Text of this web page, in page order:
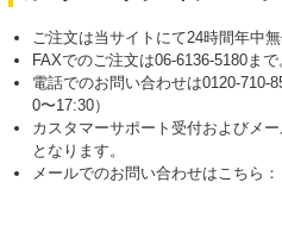
ご注文は当サイトにて24時間年中
FAXでのご注文は06-6136-5180まで
電話でのお問い合わせは0120-710-
0〜17:30）
カスタマーサポート受付およびメ
となります。
メールでのお問い合わせはこちら：